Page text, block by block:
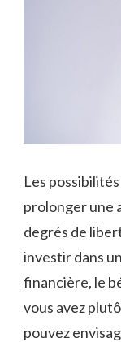
Les
prolonger une
degrés de
investir dans
financière, le
vous avez
pouvez